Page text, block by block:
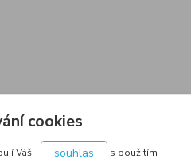
851
cookies
Váš souhlas s použitím